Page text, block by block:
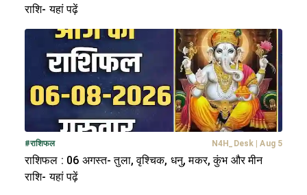
राशि- यहां पढ़ें
#राशिफल N4H_Desk | Aug 5
राशिफल : 06 अगस्त- तुला, वृश्चिक, धनु, मकर, कुंभ और मीन
राशि- यहां पढ़ें